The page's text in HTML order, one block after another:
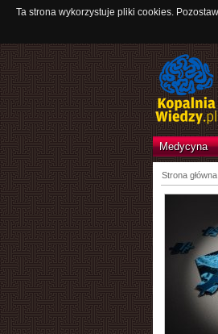
Ta strona wykorzystuje pliki cookies.
Medycyna
Strona główna